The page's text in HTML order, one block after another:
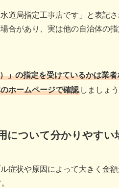
道局指定工事店です」と表記
合があり、実は他の自治体の
」の指定を受けているかは業
ホームページで確認 しましょ
について分かりやすい
症状や原因によって大きく金